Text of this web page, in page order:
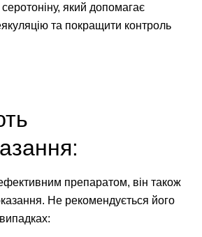
який допомагає
та покращити контроль
препаратом, він також
Не рекомендується його